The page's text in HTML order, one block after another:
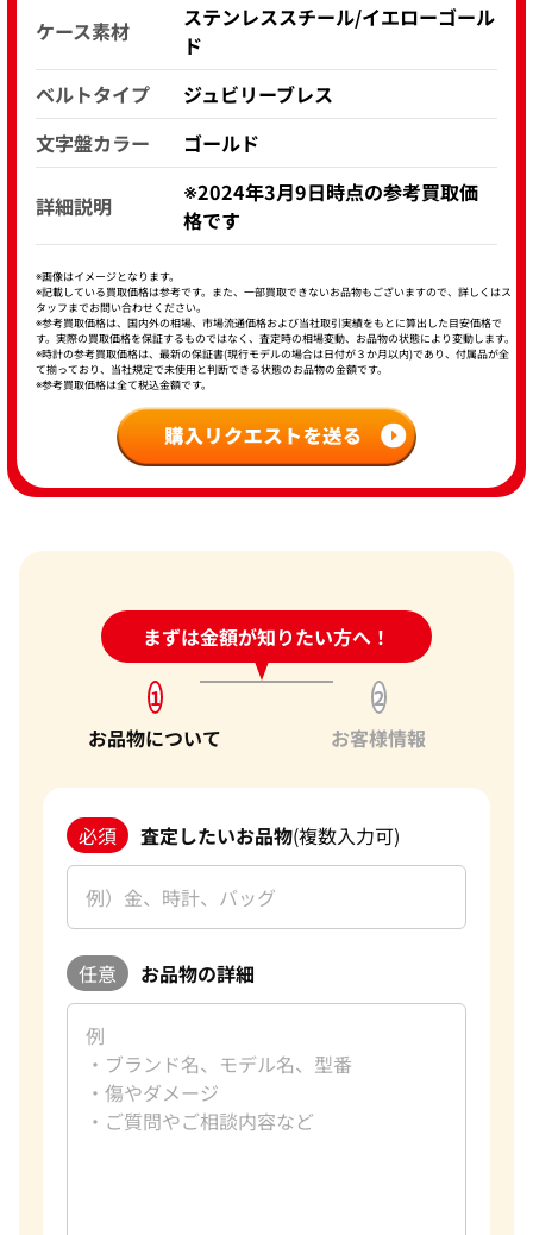
ケース素材
ステンレススチール/イエローゴール
ド
ベルトタイプ
ジュビリーブレス
文字盤カラー
ゴールド
詳細説明
※2024年3月9日時点の参考買取価
格です
※画像はイメージとなります。
※記載している買取価格は参考です。また、一部買取できないお品物もございますので、詳しくはス
タッフまでお問い合わせください。
※参考買取価格は、国内外の相場、市場流通価格および当社取引実績をもとに算出した目安価格で
す。実際の買取価格を保証するものではなく、査定時の相場変動、お品物の状態により変動します。
※時計の参考買取価格は、最新の保証書(現行モデルの場合は日付が３か月以内)であり、付属品が全
て揃っており、当社規定で未使用と判断できる状態のお品物の金額です。
※参考買取価格は全て税込金額です。
まずは金額が知りたい方へ！
24時間受付中!問い合わせフォーム
1
お品物について
2
お客様情報
必須 査定したいお品物(複数入力可)
任意 お品物の詳細